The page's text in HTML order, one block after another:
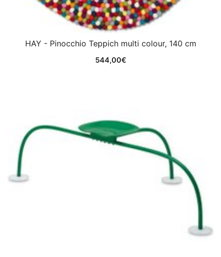
HAY - Pinocchio Teppich multi colour, 140 cm
544,00€